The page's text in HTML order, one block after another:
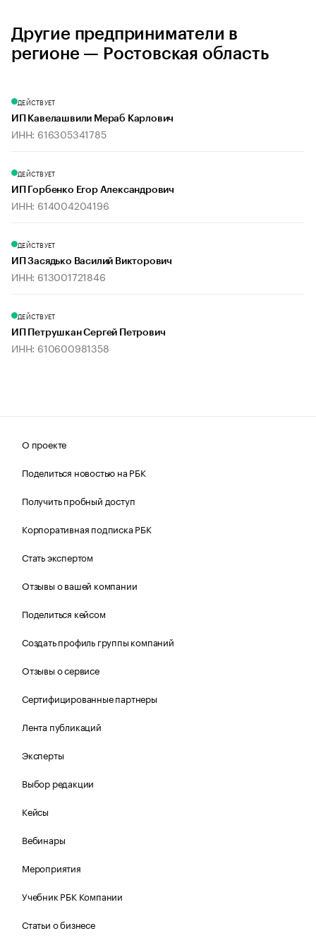
Другие предприниматели в
регионе — Ростовская область
ДЕЙСТВУЕТ
ИП Кавелашвили Мераб Карлович
ИНН: 616305341785
ДЕЙСТВУЕТ
ИП Горбенко Егор Александрович
ИНН: 614004204196
ДЕЙСТВУЕТ
ИП Засядько Василий Викторович
ИНН: 613001721846
ДЕЙСТВУЕТ
ИП Петрушкан Сергей Петрович
ИНН: 610600981358
О проекте
Поделиться новостью на РБК
Получить пробный доступ
Корпоративная подписка РБК
Стать экспертом
Отзывы о вашей компании
Поделиться кейсом
Создать профиль группы компаний
Отзывы о сервисе
Сертифицированные партнеры
Лента публикаций
Эксперты
Выбор редакции
Кейсы
Вебинары
Мероприятия
Учебник РБК Компании
Статьи о бизнесе